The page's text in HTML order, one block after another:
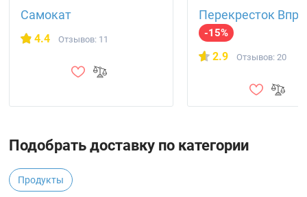
Самокат
4.4 Отзывов: 11
Перекресток
-15%
2.9 Отзывов: 20
Подобрать доставку по категории
Продукты